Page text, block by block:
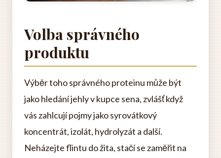
Volba správného
produktu
Výběr toho správného proteinu může být
jako hledání jehly v kupce sena, zvlášť když
vás zahlcují pojmy jako syrovátkový
koncentrát, izolát, hydrolyzát a další.
Neházejte flintu do žita, stačí se zaměřit na